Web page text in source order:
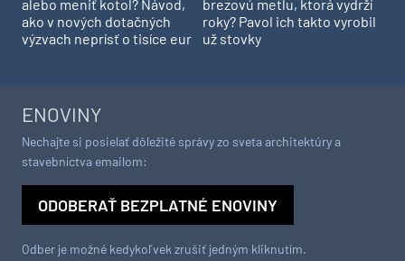
alebo meniť kotol? Návod,
ako v nových dotačných
výzvach neprísť o tisíce eur
brezovú metlu, ktorá vydrží
roky? Pavol ich takto vyrobil
už stovky
ENOVINY
Nechajte si posielať dôležité správy zo sveta architektúry a
stavebníctva emailom:
ODOBERAŤ BEZPLATNÉ ENOVINY
Odber je možné kedykoľvek zrušiť jedným kliknutím.